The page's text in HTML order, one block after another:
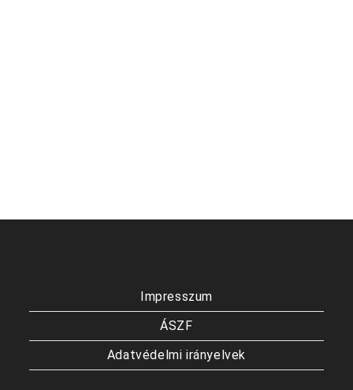
Impresszum
ÁSZF
Adatvédelmi irányelvek